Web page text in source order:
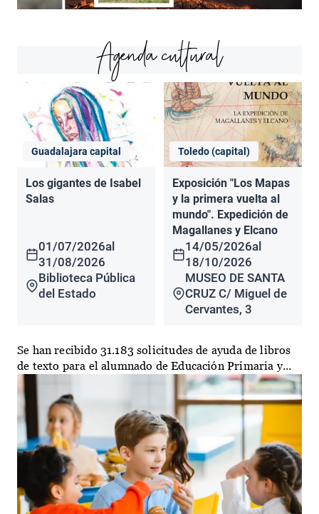
Agenda cultural
Guadalajara capital
Los gigantes de Isabel
Salas
01/07/2026al
31/08/2026
Biblioteca Pública
del Estado
Toledo (capital)
Exposición "Los Mapas
y la primera vuelta al
mundo". Expedición de
Magallanes y Elcano
14/05/2026al
18/10/2026
MUSEO DE SANTA
CRUZ C/ Miguel de
Cervantes, 3
Se han recibido 31.183 solicitudes de ayuda de libros
de texto para el alumnado de Educación Primaria y...